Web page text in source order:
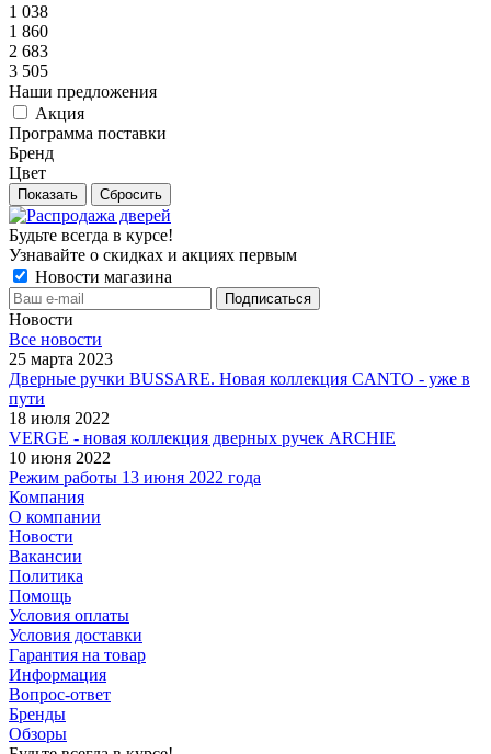
1 038
1 860
2 683
3 505
Наши предложения
Акция
Программа поставки
Бренд
Цвет
Сбросить
Будьте всегда в курсе!
Узнавайте о скидках и акциях первым
Новости магазина
Новости
Все новости
25 марта 2023
Дверные ручки BUSSARE. Новая коллекция CANTO - уже в
пути
18 июля 2022
VERGE - новая коллекция дверных ручек ARCHIE
10 июня 2022
Режим работы 13 июня 2022 года
Компания
О компании
Новости
Вакансии
Политика
Помощь
Условия оплаты
Условия доставки
Гарантия на товар
Информация
Вопрос-ответ
Бренды
Обзоры